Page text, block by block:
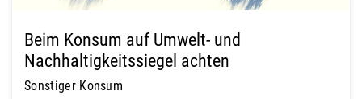
Beim Konsum auf Umwelt- und
Nachhaltigkeitssiegel achten
Sonstiger Konsum